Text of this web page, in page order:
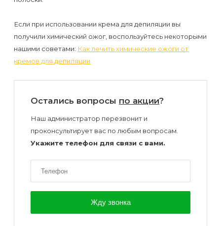
Если при использовании крема для депиляции вы
получили химический ожог, воспользуйтесь некоторыми
нашими советами: Как лечить химические ожоги от
кремов для депиляции
Остались вопросы по акции?
Наш администратор перезвонит и
проконсультирует вас по любым вопросам.
Укажите телефон для связи с вами.